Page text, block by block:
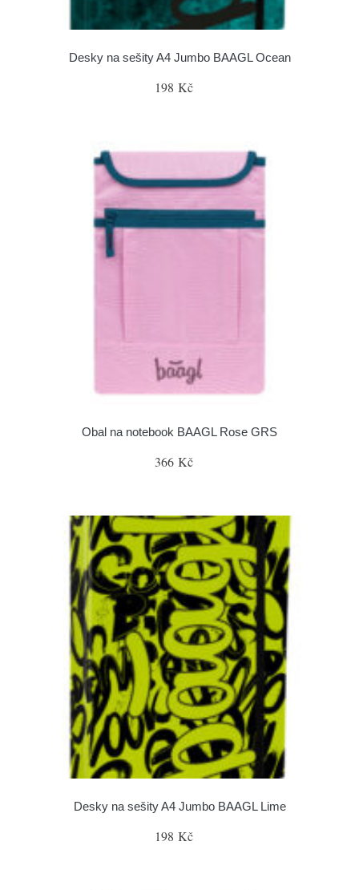
Desky na sešity A4 Jumbo BAAGL Ocean
198 Kč
Obal na notebook BAAGL Rose GRS
366 Kč
Desky na sešity A4 Jumbo BAAGL Lime
198 Kč